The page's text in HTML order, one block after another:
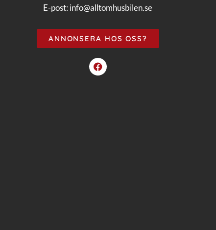
E-post: info@alltomhusbilen.se
ANNONSERA HOS OSS?